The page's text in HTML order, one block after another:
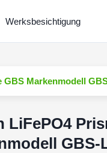
Werksbesichtigung
Markenmodell
LiFePO4